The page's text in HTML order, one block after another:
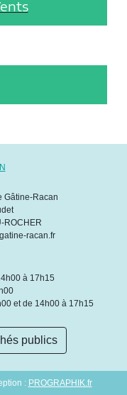
Gâtine-Racan
ROCHER
racan.fr
à 17h15
et de 14h00 à 17h15
publics
: PROGRAPHIK.fr